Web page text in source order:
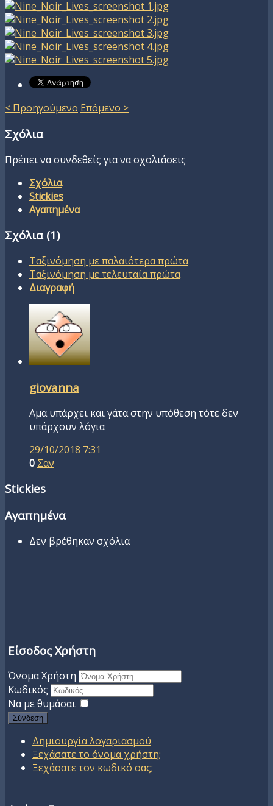
< Προηγούμενο Επόμενο >
Σχόλια
Πρέπει να συνδεθείς για να σχολιάσεις
Σχόλια
Stickies
Αγαπημένα
Σχόλια (1)
Ταξινόμηση με παλαιότερα πρώτα
Ταξινόμηση με τελευταία πρώτα
Διαγραφή
giovanna
Αμα υπάρχει και γάτα στην υπόθεση τότε δεν
υπάρχουν λόγια
29/10/2018 7:31
0 Σαν
Stickies
Αγαπημένα
Δεν βρέθηκαν σχόλια
Είσοδος Χρήστη
Όνομα Χρήστη
Κωδικός
Να με θυμάσαι
Σύνδεση
Δημιουργία λογαριασμού
Ξεχάσατε το όνομα χρήστη;
Ξεχάσατε τον κωδικό σας;